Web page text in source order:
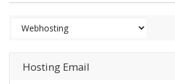
Hosting Email